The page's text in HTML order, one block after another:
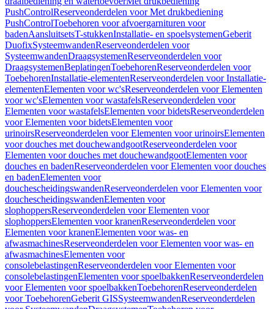
PushControlReserveonderdelen voor Met drukbediening
PushControlToebehoren voor afvoergarnituren voor
badenAansluitsetsT-stukkenInstallatie- en spoelsystemenGeberit
DuofixSysteemwandenReserveonderdelen voor
SysteemwandenDraagsystemenReserveonderdelen voor
DraagsystemenBeplatingenToebehorenReserveonderdelen voor
ToebehorenInstallatie-elementenReserveonderdelen voor Installatie-
elementenElementen voor wc'sReserveonderdelen voor Elementen
voor wc'sElementen voor wastafelsReserveonderdelen voor
Elementen voor wastafelsElementen voor bidetsReserveonderdelen
voor Elementen voor bidetsElementen voor
urinoirsReserveonderdelen voor Elementen voor urinoirsElementen
voor douches met douchewandgootReserveonderdelen voor
Elementen voor douches met douchewandgootElementen voor
douches en badenReserveonderdelen voor Elementen voor douches
en badenElementen voor
douchescheidingswandenReserveonderdelen voor Elementen voor
douchescheidingswandenElementen voor
slophoppersReserveonderdelen voor Elementen voor
slophoppersElementen voor kranenReserveonderdelen voor
Elementen voor kranenElementen voor was- en
afwasmachinesReserveonderdelen voor Elementen voor was- en
afwasmachinesElementen voor
consolebelastingenReserveonderdelen voor Elementen voor
consolebelastingenElementen voor spoelbakkenReserveonderdelen
voor Elementen voor spoelbakkenToebehorenReserveonderdelen
voor ToebehorenGeberit GISSysteemwandenReserveonderdelen